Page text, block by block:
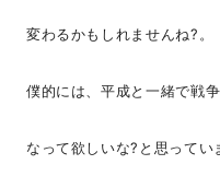
変わるかもしれませんね?。
僕的には、平成と一緒で戦
なって欲しいな?と思ってい